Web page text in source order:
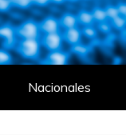
Nacionales